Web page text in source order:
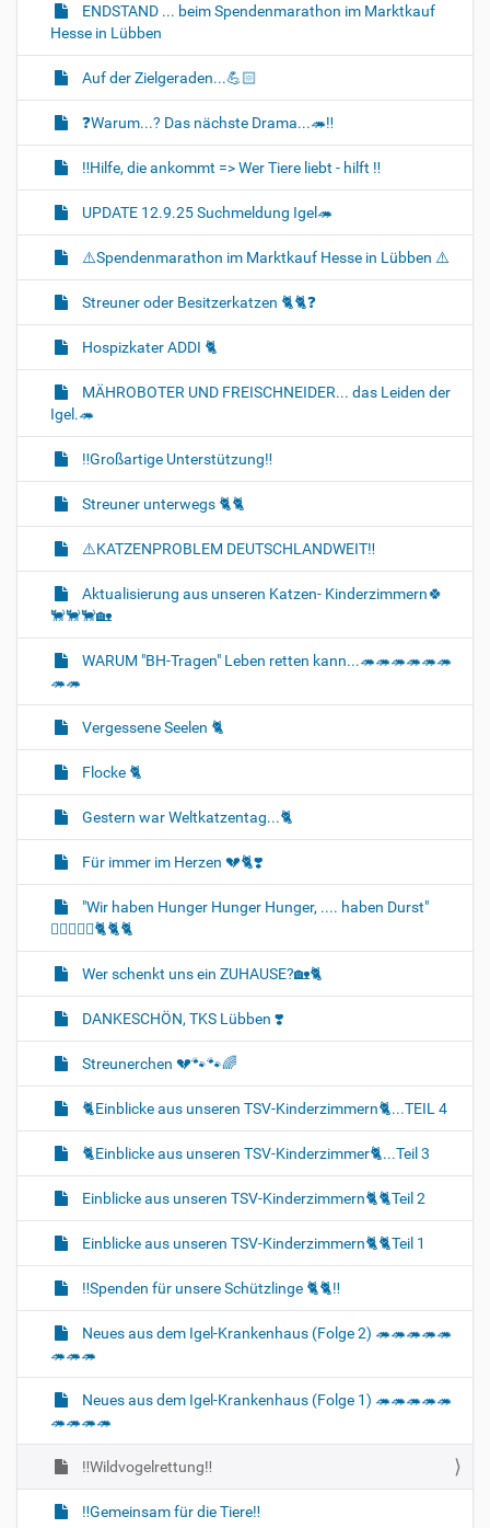
ENDSTAND ... beim Spendenmarathon im Marktkauf
Hesse in Lübben
Auf der Zielgeraden...💪🏻
❓️Warum...? Das nächste Drama...🦔‼️
‼️Hilfe, die ankommt => Wer Tiere liebt - hilft ‼️
UPDATE 12.9.25 Suchmeldung Igel🦔
⚠️Spendenmarathon im Marktkauf Hesse in Lübben ⚠️
Streuner oder Besitzerkatzen 🐈🐈‍❓️
Hospizkater ADDI 🐈‍
MÄHROBOTER UND FREISCHNEIDER... das Leiden der
Igel.🦔
‼️Großartige Unterstützung‼️
Streuner unterwegs 🐈🐈‍
⚠️KATZENPROBLEM DEUTSCHLANDWEIT‼️
Aktualisierung aus unseren Katzen- Kinderzimmern🍀
🐈‍🐈‍🐈‍🏡
WARUM "BH-Tragen" Leben retten kann...🦔🦔🦔🦔🦔🦔
🦔🦔
Vergessene Seelen 🐈‍
Flocke 🐈‍
Gestern war Weltkatzentag...🐈‍
Für immer im Herzen 💔🐈‍❣️
"Wir haben Hunger Hunger Hunger, .... haben Durst"
🐈‍🐈‍🐈‍🍼🍛🐈‍🐈‍🐈‍
Wer schenkt uns ein ZUHAUSE?🏡🐈‍
DANKESCHÖN, TKS Lübben ❣️
Streunerchen 💔🐾🐾🌈
🐈‍Einblicke aus unseren TSV-Kinderzimmern🐈‍...TEIL 4
🐈‍Einblicke aus unseren TSV-Kinderzimmer🐈‍...Teil 3
Einblicke aus unseren TSV-Kinderzimmern🐈🐈‍Teil 2
Einblicke aus unseren TSV-Kinderzimmern🐈‍🐈‍Teil 1
‼️Spenden für unsere Schützlinge 🐈‍🐈‼️
Neues aus dem Igel-Krankenhaus (Folge 2) 🦔🦔🦔🦔🦔
🦔🦔🦔
Neues aus dem Igel-Krankenhaus (Folge 1) 🦔🦔🦔🦔🦔
🦔🦔🦔🦔
‼️Wildvogelrettung‼️
‼️Gemeinsam für die Tiere‼️